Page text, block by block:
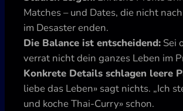
Matches – und Dates, die nicht
im Desaster enden.
Die Balance ist entscheidend: Sei
verrat nicht dein ganzes Leben im
Konkrete Details schlagen leere
liebe das Leben» sagt nichts. „Ich
und koche Thai-Curry» schon.